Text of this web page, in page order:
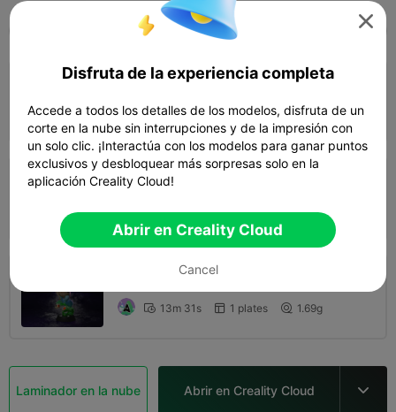
K2 Plus K2 Pro
0.2mm layer, 3 walls, 15% infill
 03h 38m  1 plates  55.69g
0.2mm layer, 3 walls, 15% infill
 05h 05m  1 plates  106.73g
 13m 31s  1 plates  1.69g
Laminador en la nube Abrir en Creality Cloud 

Disfruta de la experiencia completa
Accede a todos los detalles de los modelos, disfruta de un
corte en la nube sin interrupciones y de la impresión con
un solo clic. ¡Interactúa con los modelos para ganar puntos
exclusivos y desbloquear más sorpresas solo en la
aplicación Creality Cloud!
Abrir en Creality Cloud
Cancel